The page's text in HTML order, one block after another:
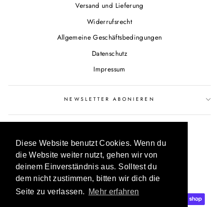
Diese Website benutzt Cookies. Wenn du
die Website weiter nutzt, gehen wir von
deinem Einverständnis aus. Solltest du
dem nicht zustimmen, bitten wir dich die
Seite zu verlassen.
Mehr erfahren
Versand und Lieferung
Widerrufsrecht
Allgemeine Geschäftsbedingungen
Datenschutz
Impressum
NEWSLETTER ABONIEREN